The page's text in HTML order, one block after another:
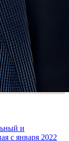
и
с января 2022